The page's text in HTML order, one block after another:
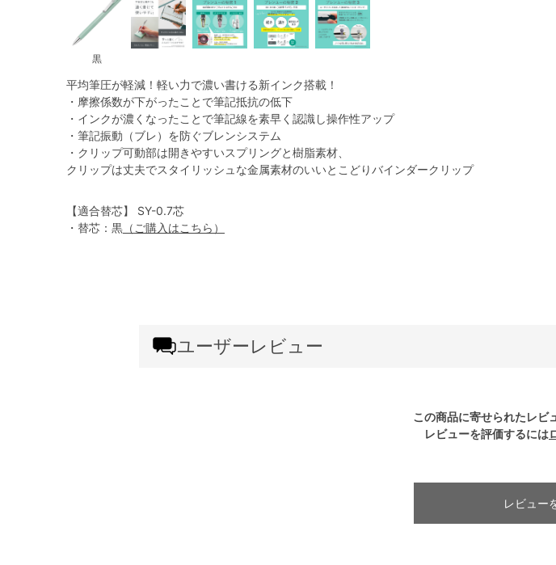
黒
平均筆圧が軽減！軽い力で濃い書ける新インク搭載！
・摩擦係数が下がったことで筆記抵抗の低下
・インクが濃くなったことで筆記線を素早く認識し操作性アップ
・筆記振動（ブレ）を防ぐブレンシステム
・クリップ可動部は開きやすいスプリングと樹脂素材、
クリップは丈夫でスタイリッシュな金属素材のいいとこどりバインダークリップ
【適合替芯】 SY-0.7芯
・替芯：黒 （ご購入はこちら）
ユーザーレビュー
この商品に寄せられたレビ
レビューを評価するには
レビュー